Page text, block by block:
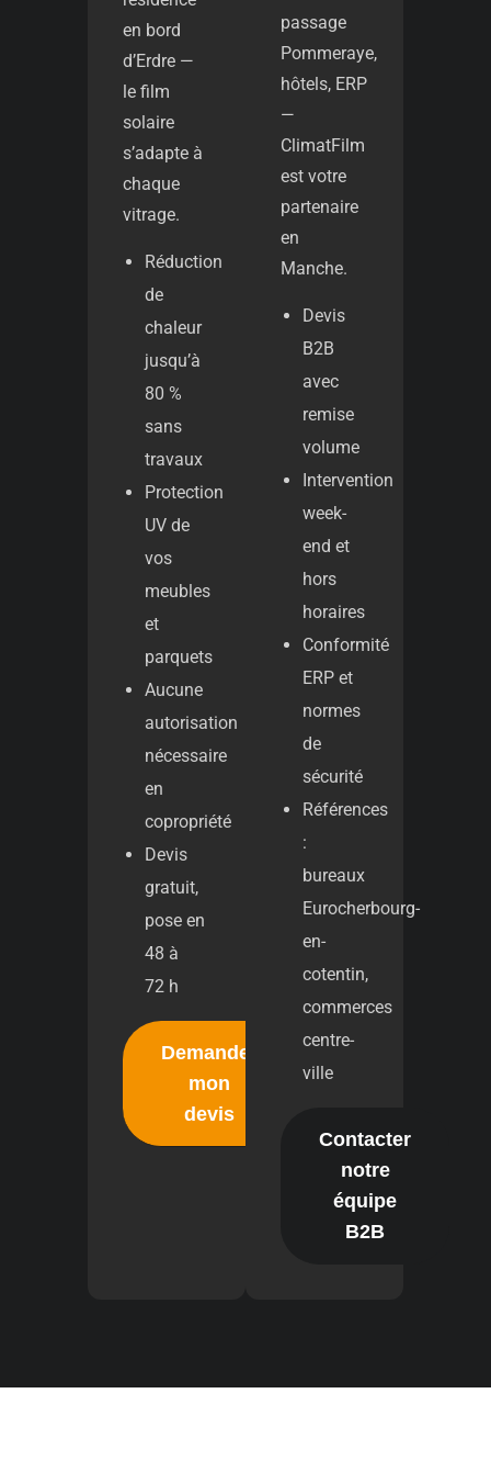
en bord
d’Erdre —
le film
solaire
s’adapte à
chaque
vitrage.
Réduction
de
chaleur
jusqu’à
80 %
sans
travaux
Protection
UV de
vos
meubles
et
parquets
Aucune
autorisation
nécessaire
en
copropriété
Devis
gratuit,
pose en
48 à
72 h
Demander
mon
devis
passage
Pommeraye,
hôtels, ERP
—
ClimatFilm
est votre
partenaire
en
Manche.
Devis
B2B
avec
remise
volume
Intervention
week-
end et
hors
horaires
Conformité
ERP et
normes
de
sécurité
Références
:
bureaux
Eurocherbourg-
en-
cotentin,
commerces
centre-
ville
Contacter
notre
équipe
B2B